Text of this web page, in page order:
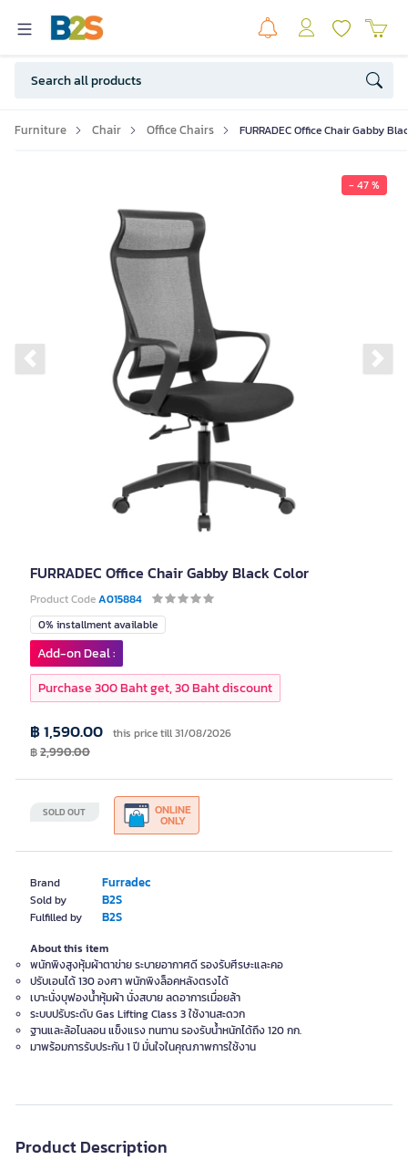
Furniture Chair Office Chairs FURRADEC Office Chair Gabby
- 47 %
Previous slide
FURRADEC Office Chair Gabby Black Color
Product CodeA015884
Brand Furradec
Sold by B2S
Fulfilled by B2S
0% installment available
SOLD OUT ONLINE
ONLY
฿ 1,590.00 this price till 31/08/2026
฿2,990.00
Add-on Deal :
Purchase 300 Baht get, 30 Baht discount
About this item
พนักพิงสูงหุ้มผ้าตาข่าย ระบายอากาศดี รองรับศีรษะและคอ
ปรับเอนได้ 130 องศา พนักพิงล็อคหลังตรงได้
เบาะนั่งบุฟองน้ำหุ้มผ้า นั่งสบาย ลดอาการเมื่อยล้า
ระบบปรับระดับ Gas Lifting Class 3 ใช้งานสะดวก
ฐานและล้อไนลอน แข็งแรง ทนทาน รองรับน้ำหนักได้ถึง 120 กก.
มาพร้อมการรับประกัน 1 ปี มั่นใจในคุณภาพการใช้งาน
Product Description